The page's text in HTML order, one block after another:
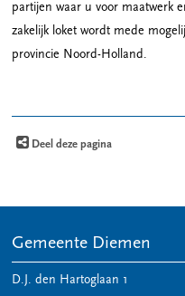
partijen waar u voor maatwerk
zakelijk loket wordt mede
provincie Noord-Holland.
Deel deze pagina
Gemeente Diemen
D.J. den Hartoglaan 1